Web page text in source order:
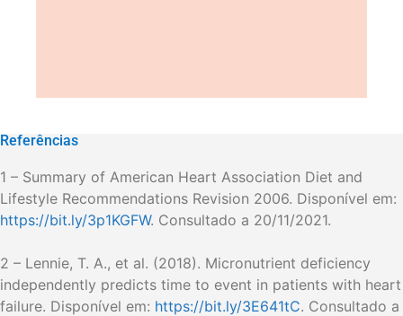
Referências
1 – Summary of American Heart Association Diet and
Lifestyle Recommendations Revision 2006. Disponível em:
https://bit.ly/3p1KGFW. Consultado a 20/11/2021.
2 – Lennie, T. A., et al. (2018). Micronutrient deficiency
independently predicts time to event in patients with heart
failure. Disponível em: https://bit.ly/3E641tC. Consultado a